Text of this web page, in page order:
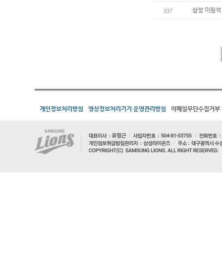
337 삼성 이원
개인정보처리방침 영상정보처리기기 운영관리방침 이메일무단수집거부